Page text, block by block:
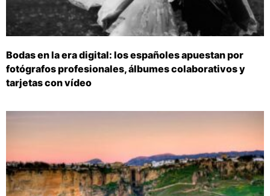
Bodas en la era digital: los españoles apuestan por
fotógrafos profesionales, álbumes colaborativos y
tarjetas con vídeo